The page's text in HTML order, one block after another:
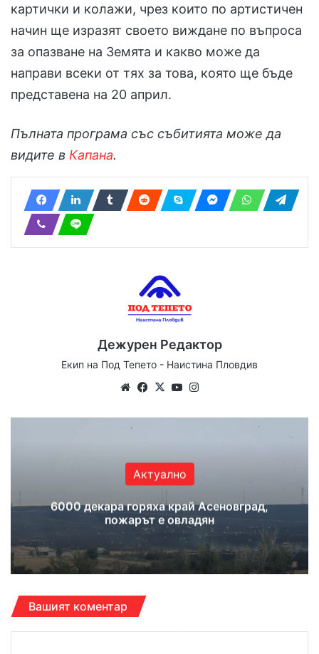
картички и колажи, чрез които по артистичен
начин ще изразят своето виждане по въпроса
за опазване на Земята и какво може да
направи всеки от тях за това, която ще бъде
представена на 20 април.
Пълната програма със събитията може да
видите в Капана.
Дежурен Редактор
Екип на Под Тепето - Наистина Пловдив
We
te
Fa
bo
X
Yo
ub ra
Актуално
6000 декара горяха край Асеновград,
пожарът е овладян
Вашият коментар